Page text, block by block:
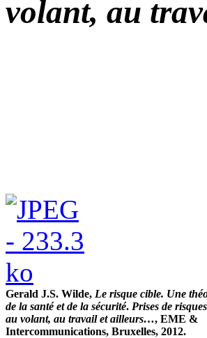
volant, au
Gerald J.S. Wilde, Le risque cible. Une
de la santé et de la sécurité. Prises de risques
au volant, au travail et ailleurs…, EME &
Intercommunications, Bruxelles, 2012.